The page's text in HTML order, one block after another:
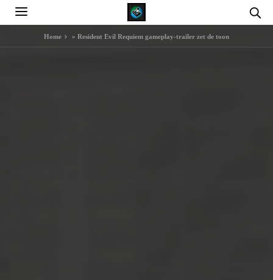
Home » Resident Evil Requiem gameplay-trailer zet de toon